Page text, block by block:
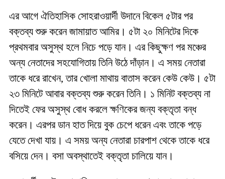
এর আগে ঐতিহাসিক সোহরাওয়ার্দী উদানে বিকেল ৫টার পর
বক্তব্য শুরু করেন জামায়াত আমির। ৫টা ২০ মিনিটের দিকে
প্রথমবার অসুস্থ হলে নিচে পড়ে যান। এর কিছুক্ষণ পর মঞ্চের
অন্য নেতাদের সহযোগিতায় তিনি উঠে দাঁড়ান। এ সময় নেতারা
তাকে ধরে রাখেন, তার খোলা মাথায় বাতাস করেন কেউ কেউ। ৫টা
২৩ মিনিটে আবার বক্তব্য শুরু করেন তিনি। ১ মিনিট বক্তব্য না
দিতেই ফের অসুস্থ বোধ করলে ক্ষণিকের জন্য বক্তৃতা বন্ধ
করেন। এরপর ডান হাত দিয়ে বুক চেপে ধরেন এবং তাকে পড়ে
যেতে দেখা যায়। এ সময় অন্য নেতারা চারপাশ থেকে তাকে ধরে
বসিয়ে দেন। বসা অবস্থাতেই বক্তৃতা চালিয়ে যান।